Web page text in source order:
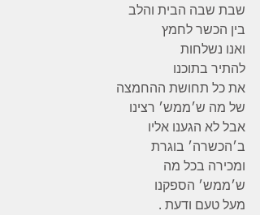
שבת שבה הבית והלב
בין הכשר לחמץ
ואנו נשלחות
להתיר בתוכנו
את כל תחושת ההחמצה
של מה ש׳ממש׳ רצינו
אבל לא הגענו אליו
ב׳הכשרה׳ בוגרת
ומכירה בכל מה
ש׳ממש׳ הספקנו
מעל טעם ודעת .